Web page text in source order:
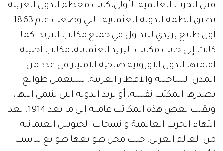
قبل الحرب العالمية الأولى، كانت معظم الدول العربية
تطبق أنظمة الدولة العثمانية، التي وضعت عام 1863
أول طابع بريدي للتداول في جميع مكاتب البريد. كما
كانت إلى جانب مكاتب البريد العثمانية، مكاتب أجنبية
أقامتها الدول الأوروبية صاحبة الامتياز في عدد من
المدن الساحلية والأقطار العربية، تستعمل طوابع
يصدرها المكتب نفسه، أو بريد الدولة التي ينتمي إليها،
وبقيت بعض هذه المكاتب عاملة إلى ما بعد 1914. بعد
انتهاء الحرب العالمية وانسحاب الجيوش العثمانية
من العالم العربي، حلت محل طوابعها طوابع تناسب